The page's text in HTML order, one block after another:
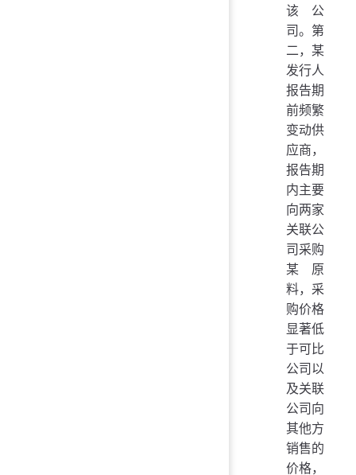
该公
司。第
二，某
发行人
报告期
前频繁
变动供
应商，
报告期
内主要
向两家
关联公
司采购
某原
料，采
购价格
显著低
于可比
公司以
及关联
公司向
其他方
销售的
价格，